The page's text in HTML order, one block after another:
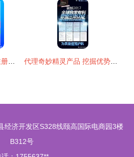
经济开发区S328线颐高国际电商园3楼
B312号